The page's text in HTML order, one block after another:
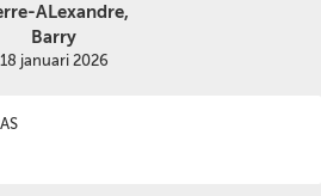
ALexandre,
Barry
18 januari 2026